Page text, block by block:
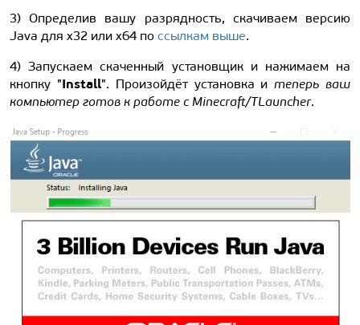
3) Определив вашу разрядность, скачиваем версию
Java для x32 или x64 по ссылкам выше.
4) Запускаем скаченный установщик и нажимаем на
кнопку "Install". Произойдёт установка итеперь ваш
компьютер готов к работе с Minecraft/TLauncher.